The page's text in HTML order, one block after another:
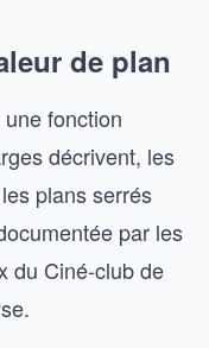
de plan
fonction
décrivent, les
plans serrés
par les
du Ciné-club de